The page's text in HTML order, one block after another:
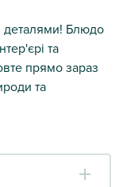
деталями! Блюдо
та
прямо зараз
та